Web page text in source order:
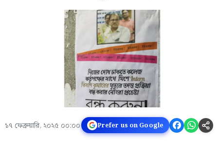
১৭ ফেব্রুয়ারি, ২০২৫ ০০:০০ Prefer us on Google